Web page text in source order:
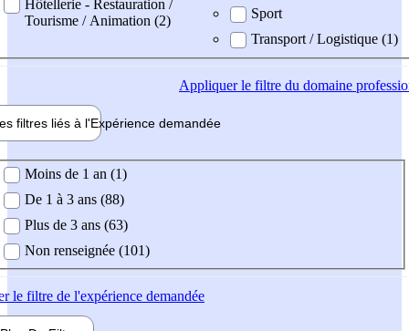
Hôtellerie - Restauration /
Tourisme / Animation (2)
Sport
Transport / Logistique (1)
Appliquerle filtre du domaine
filtres liés à l'Expérience demandée
demandée
Moins de 1 an (1)
De 1 à 3 ans (88)
Plus de 3 ans (63)
Non renseignée (101)
le filtre de l'expérience demandée